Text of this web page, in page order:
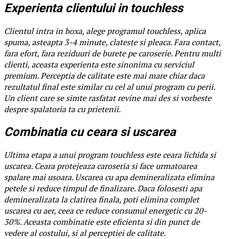
Experienta clientului in touchless
Clientul intra in boxa, alege programul touchless, aplica
spuma, asteapta 3-4 minute, clateste si pleaca. Fara contact,
fara efort, fara reziduuri de burete pe caroserie. Pentru multi
clienti, aceasta experienta este sinonima cu serviciul
premium. Perceptia de calitate este mai mare chiar daca
rezultatul final este similar cu cel al unui program cu perii.
Un client care se simte rasfatat revine mai des si vorbeste
despre spalatoria ta cu prietenii.
Combinatia cu ceara si uscarea
Ultima etapa a unui program touchless este ceara lichida si
uscarea. Ceara protejeaza caroseria si face urmatoarea
spalare mai usoara. Uscarea cu apa demineralizata elimina
petele si reduce timpul de finalizare. Daca folosesti apa
demineralizata la clatirea finala, poti elimina complet
uscarea cu aer, ceea ce reduce consumul energetic cu 20-
30%. Aceasta combinatie este eficienta si din punct de
vedere al costului, si al perceptiei de calitate.